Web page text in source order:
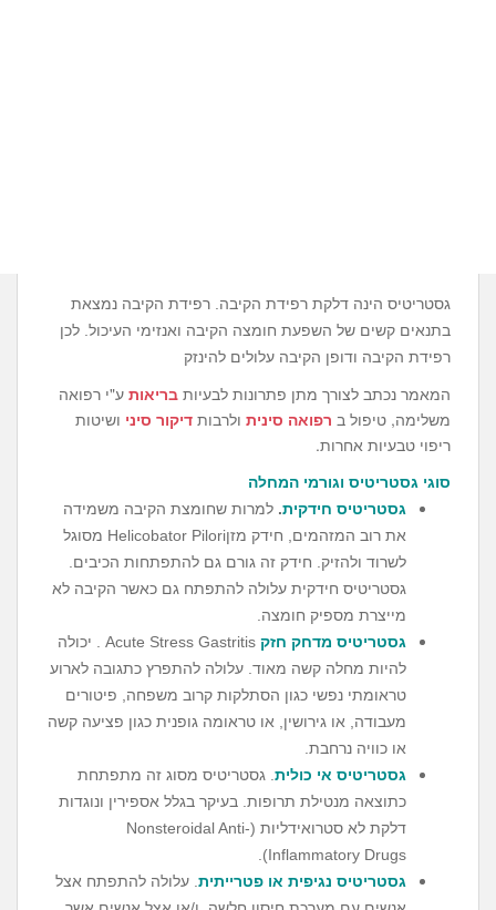
גסטריטיס הינה דלקת רפידת הקיבה. רפידת הקיבה נמצאת
בתנאים קשים של השפעת חומצה הקיבה ואנזימי העיכול. לכן
רפידת הקיבה ודופן הקיבה עלולים להינזק
המאמר נכתב לצורך מתן פתרונות לבעיות בריאות ע"י רפואה
משלימה, טיפול ב רפואה סינית ולרבות דיקור סיני ושיטות
ריפוי טבעיות אחרות.
סוגי גסטריטיס וגורמי המחלה
גסטריטיס חידקית. למרות שחומצת הקיבה משמידה
את רוב המזהמים, חידק מזןHelicobator Pilori מסוגל
לשרוד ולהזיק. חידק זה גורם גם להתפתחות הכיבים.
גסטריטיס חידקית עלולה להתפתח גם כאשר הקיבה לא
מייצרת מספיק חומצה.
גסטריטיס מדחק חזק
Acute Stress Gastritis . יכולה
להיות מחלה קשה מאוד. עלולה להתפרץ כתגובה לארוע
טראומתי נפשי כגון הסתלקות קרוב משפחה, פיטורים
מעבודה, או גירושין, או טראומה גופנית כגון פציעה קשה
או כוויה נרחבת.
גסטריטיס אי כולית . גסטריטיס מסוג זה מתפתחת
כתוצאה מנטילת תרופות. בעיקר בגלל אספירין ונוגדות
דלקת לא סטרואידליות (Nonsteroidal Anti-
Inflammatory Drugs).
גסטריטיס נגיפית או פטרייתית . עלולה להתפתח אצל